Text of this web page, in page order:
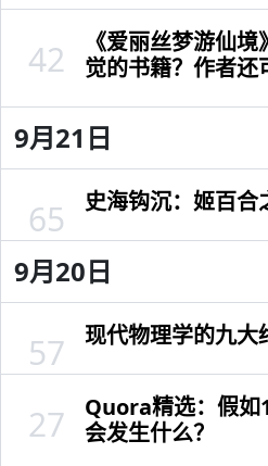
《爱丽丝梦游仙
觉的书籍？作者
42
9月21日
史海钩沉：姬百合
65
9月20日
现代物理学的九大
57
Quora精选：假如
会发生什么？
27